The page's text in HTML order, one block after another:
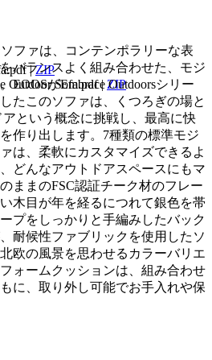
|ZIP
Outdoor Sofa.pdf|ZIP
ソファは、コンテンポラリーな表
バランスよく組み合わせた、モジ
EOOSがEmbrace Outdoorsシリー
たこのソファは、くつろぎの場と
という概念に挑戦し、最高に快
作り出します。7種類の標準モジ
は、柔軟にカスタマイズできるよ
どんなアウトドアスペースにもマ
ままのFSC認証チーク材のフレー
木目が年を経るにつれて銀色を帯
プをしっかりと手編みしたバック
耐候性ファブリックを使用したソ
欧の風景を思わせるカラーバリエ
ォームクッションは、組み合わせ
に、取り外し可能でお手入れや保